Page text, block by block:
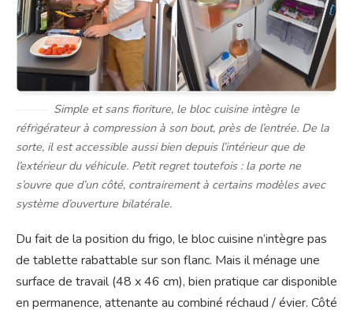
Simple et sans fioriture, le bloc cuisine intègre le
réfrigérateur à compression à son bout, près de l’entrée. De la
sorte, il est accessible aussi bien depuis l’intérieur que de
l’extérieur du véhicule. Petit regret toutefois : la porte ne
s’ouvre que d’un côté, contrairement à certains modèles avec
système d’ouverture bilatérale.
Du fait de la position du frigo, le bloc cuisine n’intègre pas
de tablette rabattable sur son flanc. Mais il ménage une
surface de travail (48 x 46 cm), bien pratique car disponible
en permanence, attenante au combiné réchaud / évier. Côté